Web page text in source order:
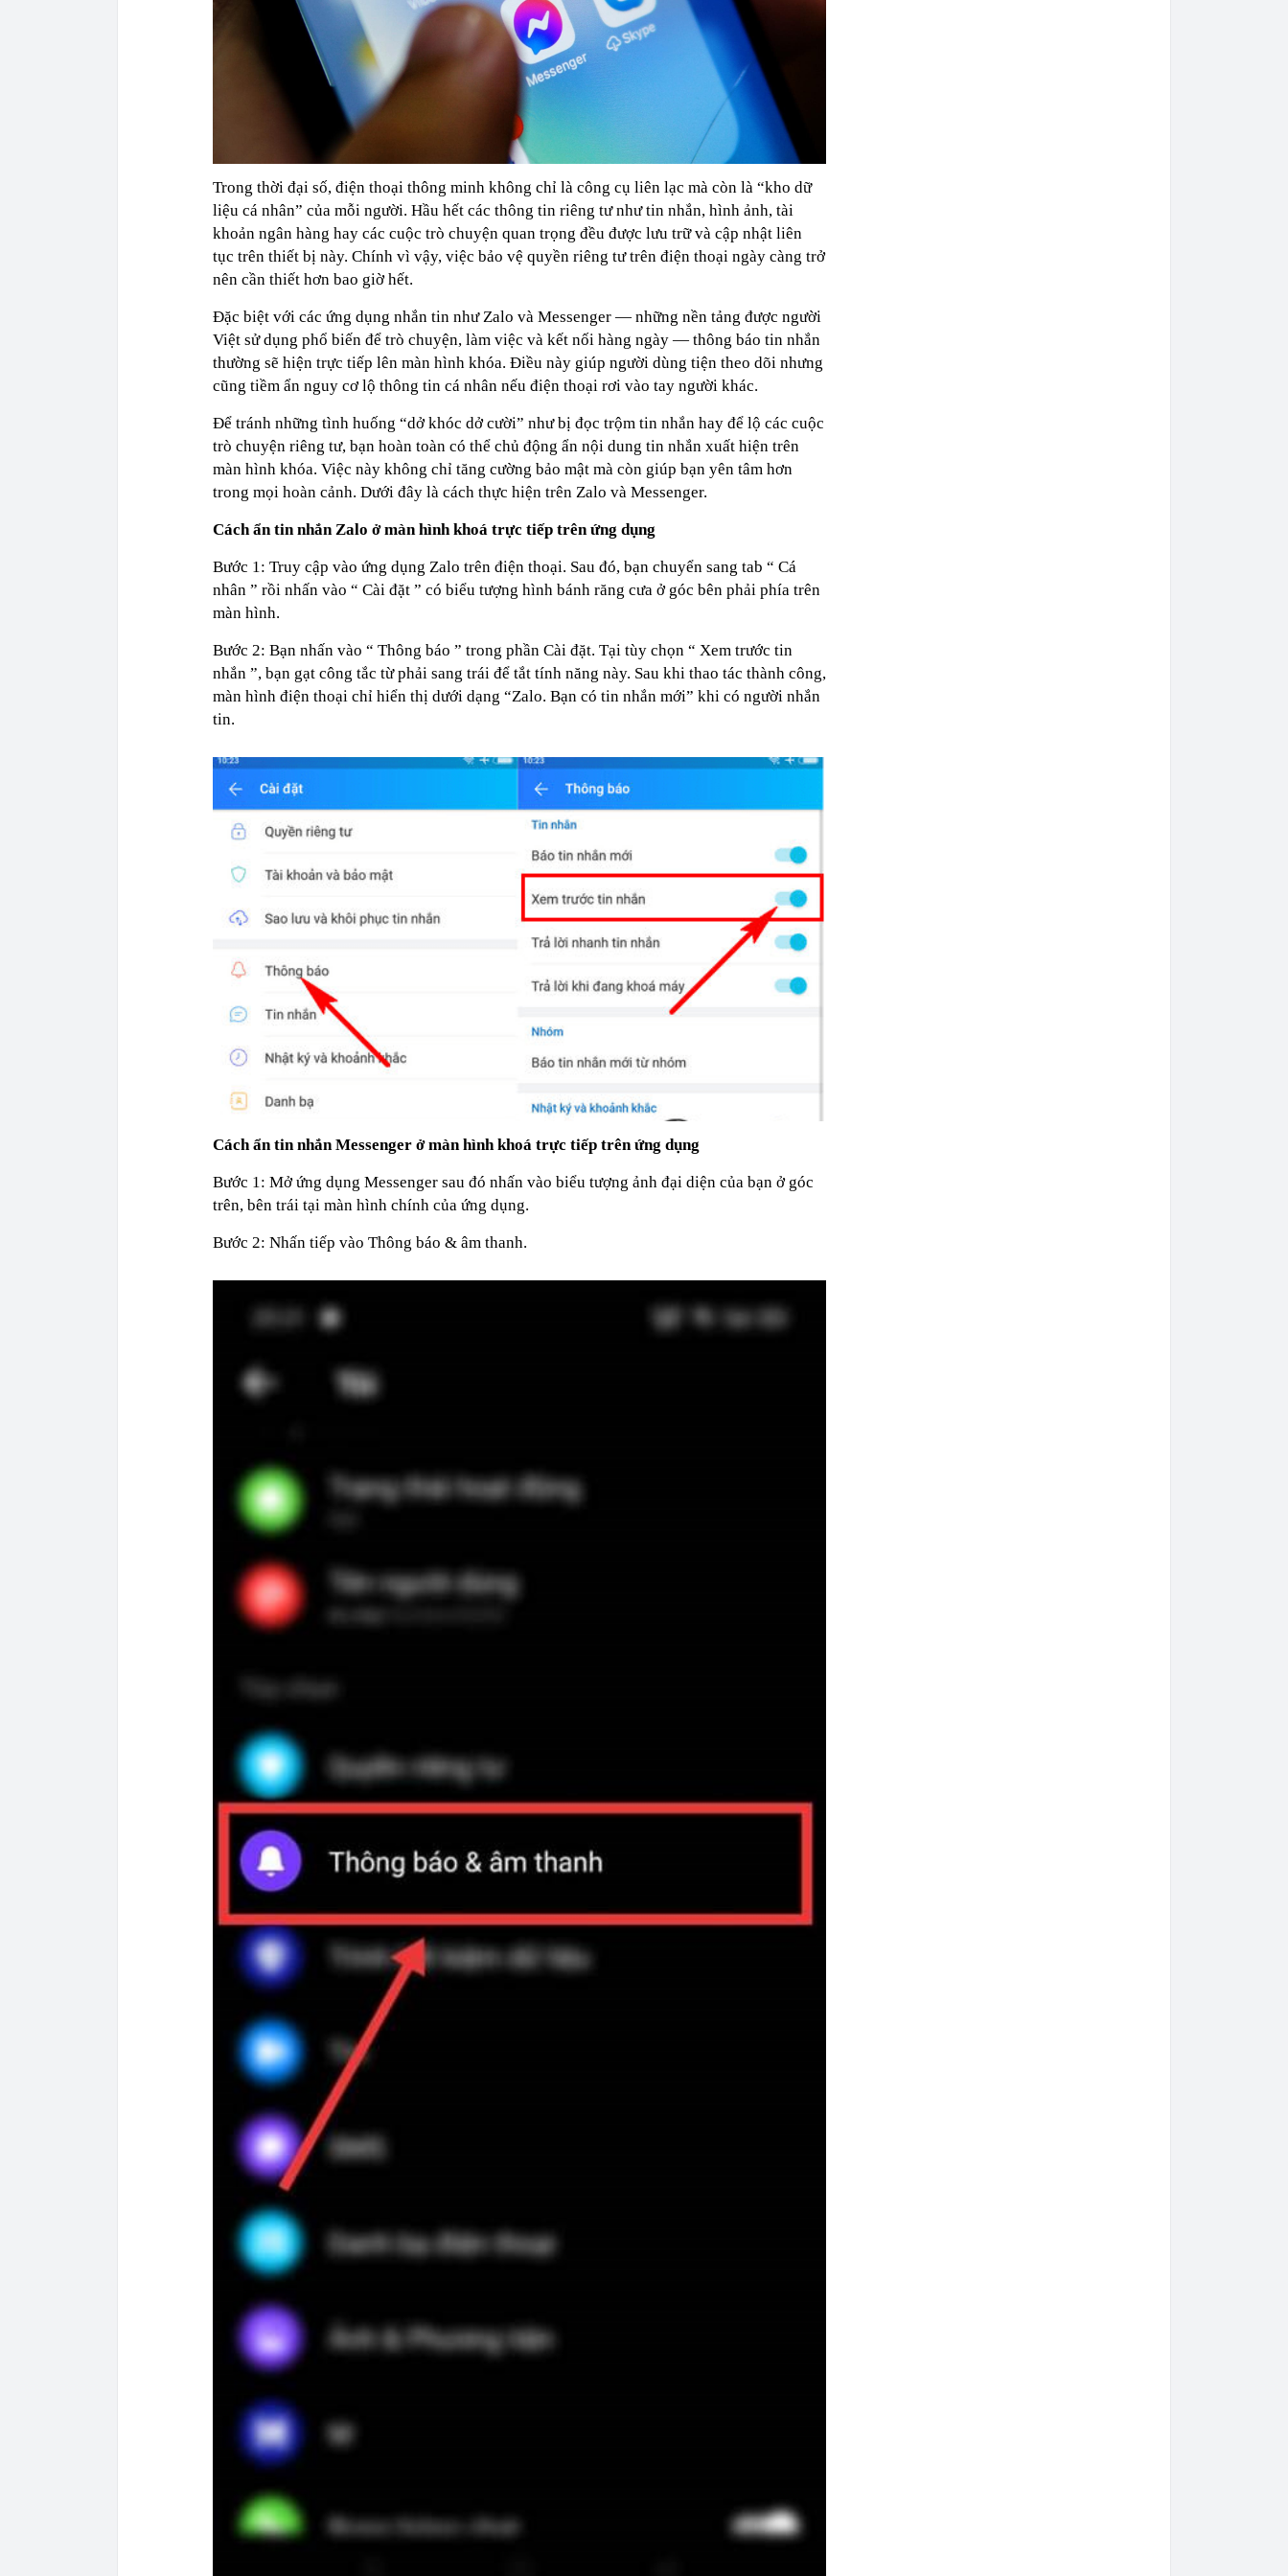
Trong thời đại số, điện thoại thông minh không chỉ là công cụ liên lạc mà còn là “kho dữ
liệu cá nhân” của mỗi người. Hầu hết các thông tin riêng tư như tin nhắn, hình ảnh, tài
khoản ngân hàng hay các cuộc trò chuyện quan trọng đều được lưu trữ và cập nhật liên
tục trên thiết bị này. Chính vì vậy, việc bảo vệ quyền riêng tư trên điện thoại ngày càng trở
nên cần thiết hơn bao giờ hết.
Đặc biệt với các ứng dụng nhắn tin như Zalo và Messenger — những nền tảng được người
Việt sử dụng phổ biến để trò chuyện, làm việc và kết nối hàng ngày — thông báo tin nhắn
thường sẽ hiện trực tiếp lên màn hình khóa. Điều này giúp người dùng tiện theo dõi nhưng
cũng tiềm ẩn nguy cơ lộ thông tin cá nhân nếu điện thoại rơi vào tay người khác.
Để tránh những tình huống “dở khóc dở cười” như bị đọc trộm tin nhắn hay để lộ các cuộc
trò chuyện riêng tư, bạn hoàn toàn có thể chủ động ẩn nội dung tin nhắn xuất hiện trên
màn hình khóa. Việc này không chỉ tăng cường bảo mật mà còn giúp bạn yên tâm hơn
trong mọi hoàn cảnh. Dưới đây là cách thực hiện trên Zalo và Messenger.
Cách ẩn tin nhắn Zalo ở màn hình khoá trực tiếp trên ứng dụng
Bước 1: Truy cập vào ứng dụng Zalo trên điện thoại. Sau đó, bạn chuyển sang tab “ Cá
nhân ” rồi nhấn vào “ Cài đặt ” có biểu tượng hình bánh răng cưa ở góc bên phải phía trên
màn hình.
Bước 2: Bạn nhấn vào “ Thông báo ” trong phần Cài đặt. Tại tùy chọn “ Xem trước tin
nhắn ”, bạn gạt công tắc từ phải sang trái để tắt tính năng này. Sau khi thao tác thành công,
màn hình điện thoại chỉ hiển thị dưới dạng “Zalo. Bạn có tin nhắn mới” khi có người nhắn
tin.
Cách ẩn tin nhắn Messenger ở màn hình khoá trực tiếp trên ứng dụng
Bước 1: Mở ứng dụng Messenger sau đó nhấn vào biểu tượng ảnh đại diện của bạn ở góc
trên, bên trái tại màn hình chính của ứng dụng.
Bước 2: Nhấn tiếp vào Thông báo & âm thanh.